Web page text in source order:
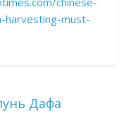
harvesting-must-
Дафа